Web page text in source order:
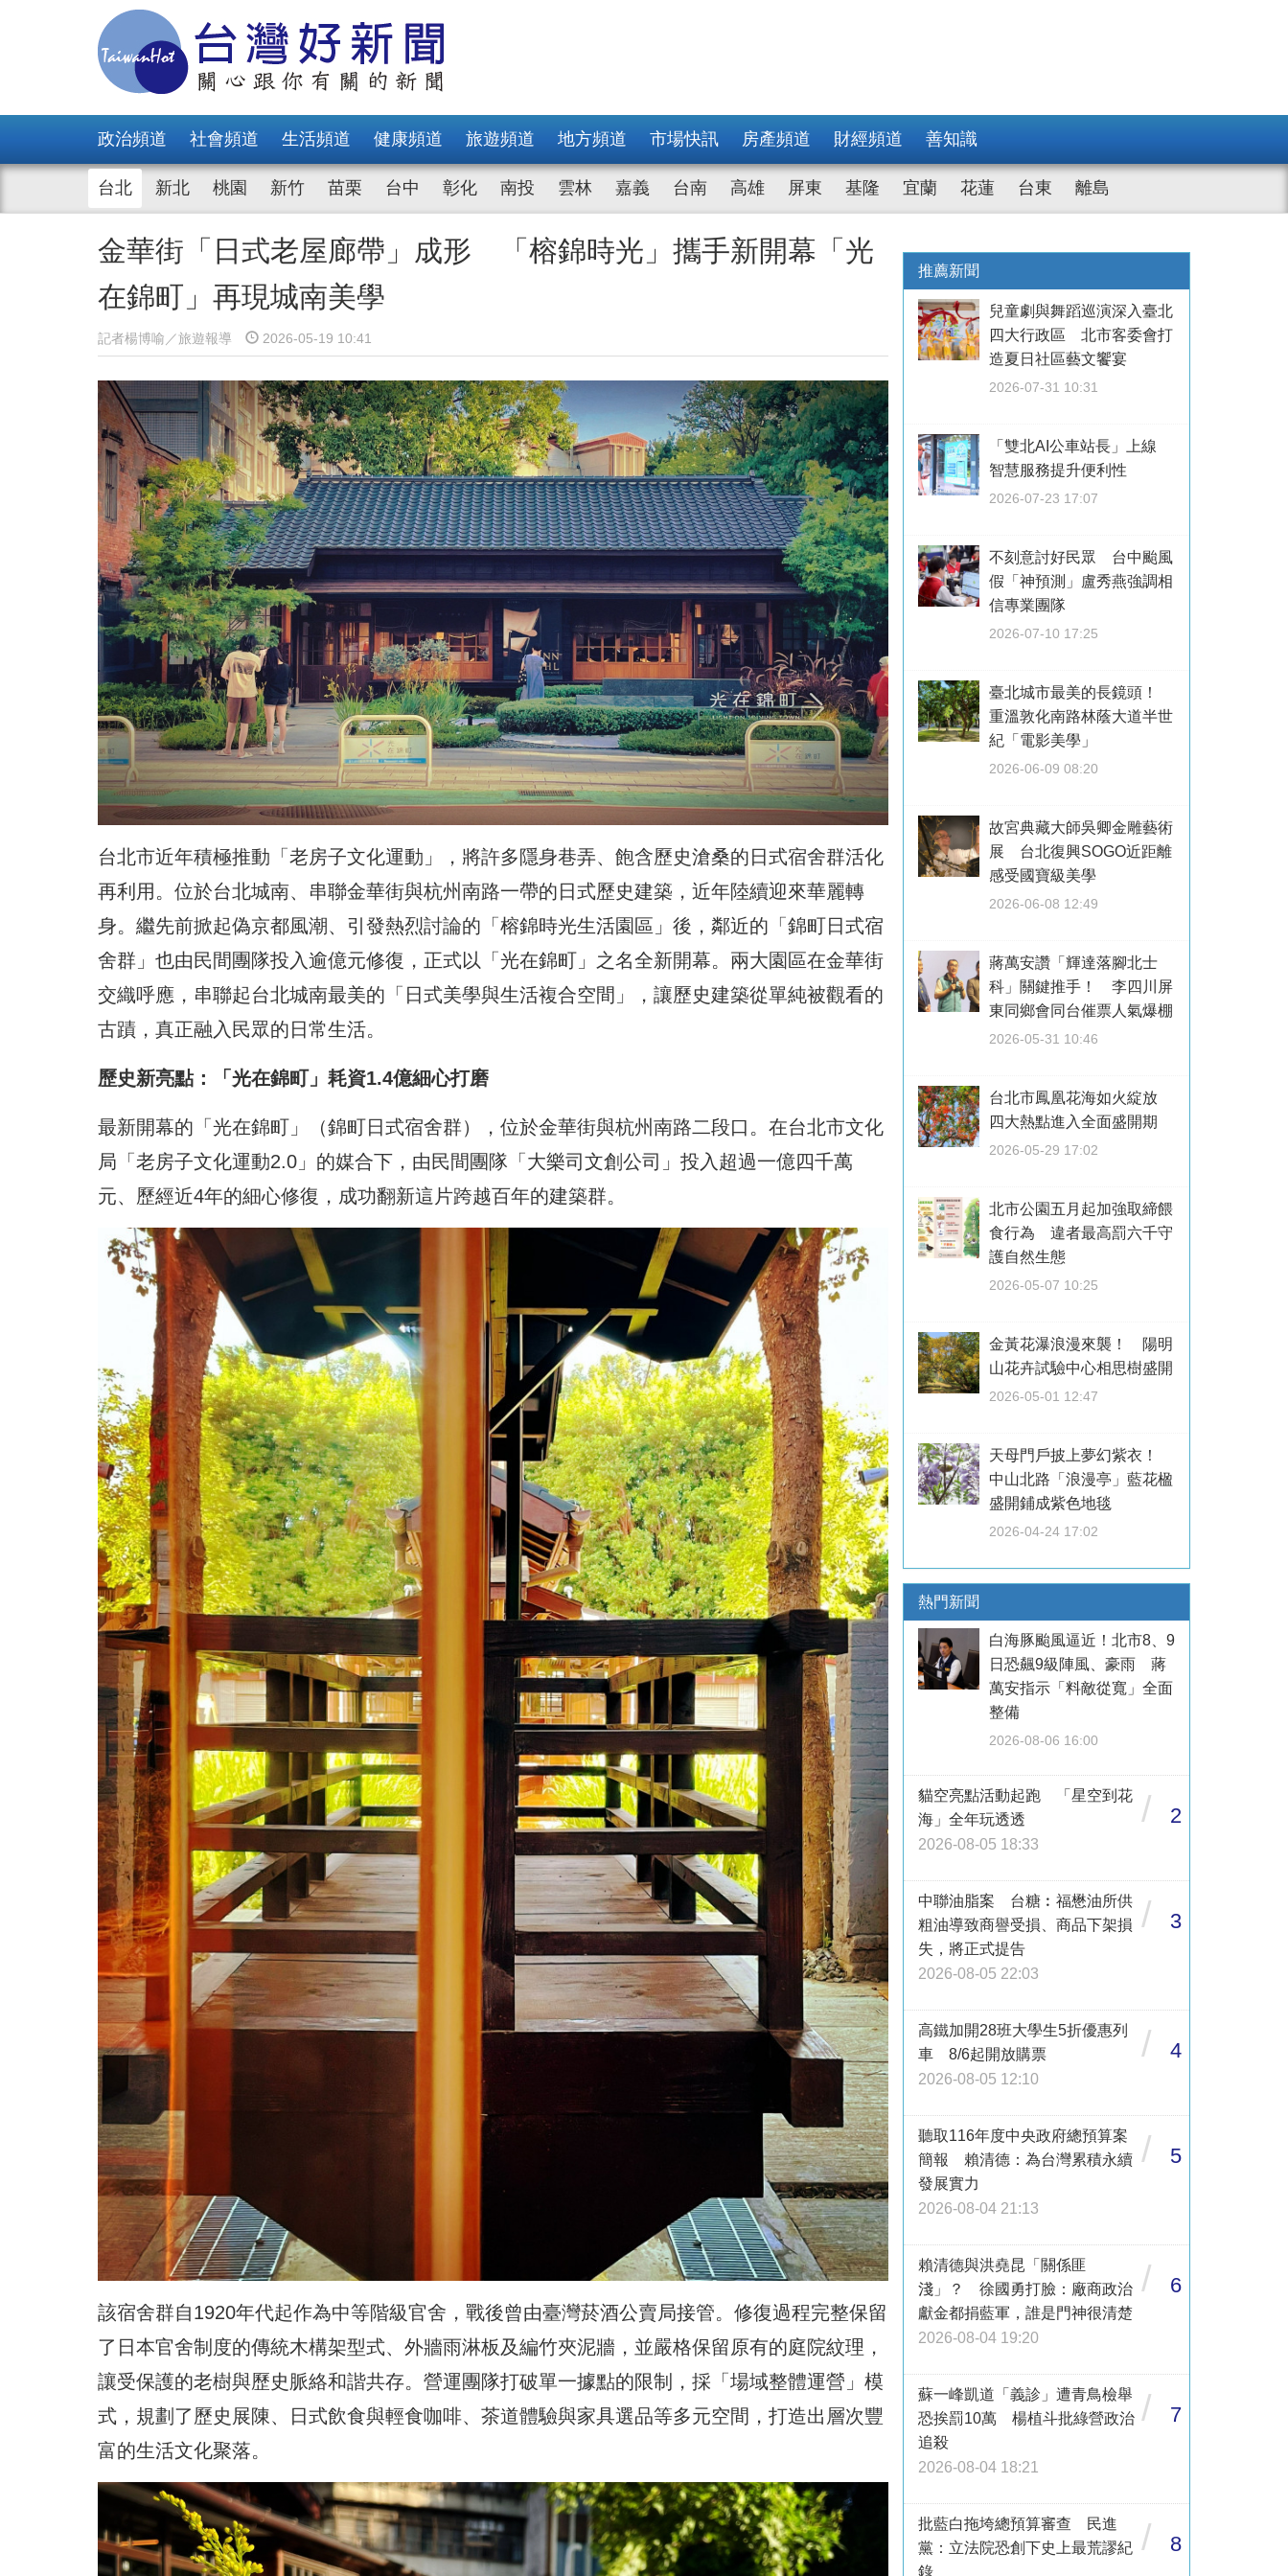
政治頻道 社會頻道 生活頻道 健康頻道 旅遊頻道 地方頻道 市場快訊 房產頻道 財經頻道 善知識
台北 新北 桃園 新竹 苗栗 台中 彰化 南投 雲林 嘉義 台南 高雄 屏東 基隆 宜蘭 花蓮 台東 離島
金華街「日式老屋廊帶」成形 「榕錦時光」攜手新開幕「光
在錦町」再現城南美學
記者楊博喻／旅遊報導 2026-05-19 10:41
台北市近年積極推動「老房子文化運動」，將許多隱身巷弄、飽含歷史滄桑的日式宿舍群活化
再利用。位於台北城南、串聯金華街與杭州南路一帶的日式歷史建築，近年陸續迎來華麗轉
身。繼先前掀起偽京都風潮、引發熱烈討論的「榕錦時光生活園區」後，鄰近的「錦町日式宿
舍群」也由民間團隊投入逾億元修復，正式以「光在錦町」之名全新開幕。兩大園區在金華街
交織呼應，串聯起台北城南最美的「日式美學與生活複合空間」，讓歷史建築從單純被觀看的
古蹟，真正融入民眾的日常生活。
歷史新亮點：「光在錦町」耗資1.4億細心打磨
最新開幕的「光在錦町」（錦町日式宿舍群），位於金華街與杭州南路二段口。在台北市文化
局「老房子文化運動2.0」的媒合下，由民間團隊「大樂司文創公司」投入超過一億四千萬
元、歷經近4年的細心修復，成功翻新這片跨越百年的建築群。
該宿舍群自1920年代起作為中等階級官舍，戰後曾由臺灣菸酒公賣局接管。修復過程完整保留
了日本官舍制度的傳統木構架型式、外牆雨淋板及編竹夾泥牆，並嚴格保留原有的庭院紋理，
讓受保護的老樹與歷史脈絡和諧共存。營運團隊打破單一據點的限制，採「場域整體運營」模
式，規劃了歷史展陳、日式飲食與輕食咖啡、茶道體驗與家具選品等多元空間，打造出層次豐
富的生活文化聚落。
推薦新聞
兒童劇與舞蹈巡演深入臺北
四大行政區 北市客委會打
造夏日社區藝文饗宴
2026-07-31 10:31
「雙北AI公車站長」上線
智慧服務提升便利性
2026-07-23 17:07
不刻意討好民眾 台中颱風
假「神預測」盧秀燕強調相
信專業團隊
2026-07-10 17:25
臺北城市最美的長鏡頭！
重溫敦化南路林蔭大道半世
紀「電影美學」
2026-06-09 08:20
故宮典藏大師吳卿金雕藝術
展 台北復興SOGO近距離
感受國寶級美學
2026-06-08 12:49
蔣萬安讚「輝達落腳北士
科」關鍵推手！ 李四川屏
東同鄉會同台催票人氣爆棚
2026-05-31 10:46
台北市鳳凰花海如火綻放
四大熱點進入全面盛開期
2026-05-29 17:02
北市公園五月起加強取締餵
食行為 違者最高罰六千守
護自然生態
2026-05-07 10:25
金黃花瀑浪漫來襲！ 陽明
山花卉試驗中心相思樹盛開
2026-05-01 12:47
天母門戶披上夢幻紫衣！
中山北路「浪漫亭」藍花楹
盛開鋪成紫色地毯
2026-04-24 17:02
熱門新聞
白海豚颱風逼近！北市8、9
日恐飆9級陣風、豪雨 蔣
萬安指示「料敵從寬」全面
整備
2026-08-06 16:00
貓空亮點活動起跑 「星空到花
海」全年玩透透
2026-08-05 18:33
/ 2
中聯油脂案 台糖︰福懋油所供
粗油導致商譽受損、商品下架損
失，將正式提告
2026-08-05 22:03
/ 3
高鐵加開28班大學生5折優惠列
車 8/6起開放購票
2026-08-05 12:10
/ 4
聽取116年度中央政府總預算案
簡報 賴清德：為台灣累積永續
發展實力
2026-08-04 21:13
/ 5
賴清德與洪堯昆「關係匪
淺」？ 徐國勇打臉：廠商政治
獻金都捐藍軍，誰是門神很清楚
2026-08-04 19:20
/ 6
蘇一峰凱道「義診」遭青鳥檢舉
恐挨罰10萬 楊植斗批綠營政治
追殺
2026-08-04 18:21
/ 7
批藍白拖垮總預算審查 民進
黨：立法院恐創下史上最荒謬紀
錄
/ 8